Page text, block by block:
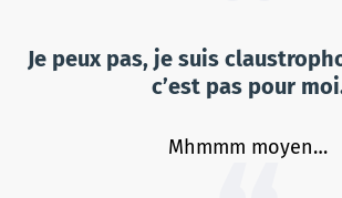
Je peux pas, je suis
c’est pas pour
Mhmmm moyen…